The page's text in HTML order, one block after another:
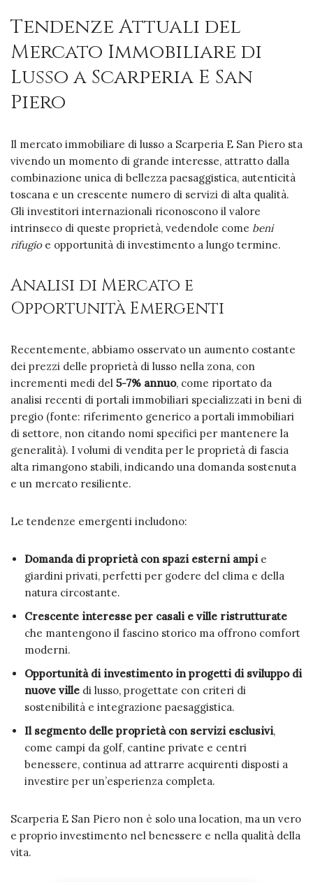
Tendenze Attuali del
Mercato Immobiliare di
Lusso a Scarperia E San
Piero
Il mercato immobiliare di lusso a Scarperia E San Piero sta
vivendo un momento di grande interesse, attratto dalla
combinazione unica di bellezza paesaggistica, autenticità
toscana e un crescente numero di servizi di alta qualità.
Gli investitori internazionali riconoscono il valore
intrinseco di queste proprietà, vedendole come beni
rifugioe opportunità di investimento a lungo termine.
Analisi di Mercato e
Opportunità Emergenti
Recentemente, abbiamo osservato un aumento costante
dei prezzi delle proprietà di lusso nella zona, con
incrementi medi del 5-7% annuo, come riportato da
analisi recenti di portali immobiliari specializzati in beni di
pregio (fonte: riferimento generico a portali immobiliari
di settore, non citando nomi specifici per mantenere la
generalità). I volumi di vendita per le proprietà di fascia
alta rimangono stabili, indicando una domanda sostenuta
e un mercato resiliente.
Le tendenze emergenti includono:
Domanda di proprietà con spazi esterni ampie
giardini privati, perfetti per godere del clima e della
natura circostante.
Crescente interesse per casali e ville ristrutturate
che mantengono il fascino storico ma offrono comfort
moderni.
Opportunità di investimento in progetti di sviluppo di
nuove ville di lusso, progettate con criteri di
sostenibilità e integrazione paesaggistica.
Il segmento delle proprietà con servizi esclusivi,
come campi da golf, cantine private e centri
benessere, continua ad attrarre acquirenti disposti a
investire per un’esperienza completa.
Scarperia E San Piero non è solo una location, ma un vero
e proprio investimento nel benessere e nella qualità della
vita.